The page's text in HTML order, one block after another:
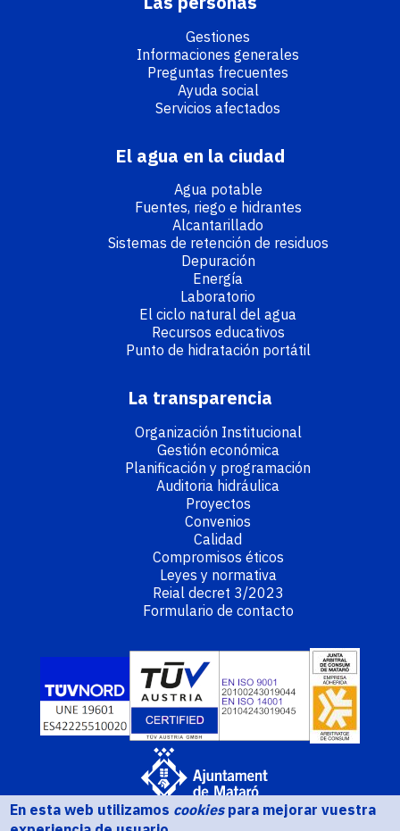
Gestiones
Informaciones generales
Preguntas frecuentes
Ayuda social
Servicios afectados
El agua en la ciudad
Agua potable
Fuentes, riego e hidrantes
Alcantarillado
Sistemas de retención de residuos
Depuración
Energía
Laboratorio
El ciclo natural del agua
Recursos educativos
Punto de hidratación portátil
La transparencia
Organización Institucional
Gestión económica
Planificación y programación
Auditoria hidráulica
Proyectos
Convenios
Calidad
Compromisos éticos
Leyes y normativa
Reial decret 3/2023
Formulario de contacto
Aviso legal Política de cookies
En esta web utilizamos cookies para mejorar vuestra